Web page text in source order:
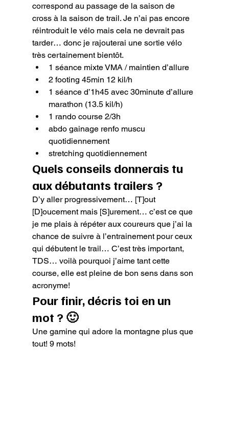
correspond au passage de la saison de
cross à la saison de trail. Je n’ai pas encore
réintroduit le vélo mais cela ne devrait pas
tarder… donc je rajouterai une sortie vélo
très certainement bientôt.
1 séance mixte VMA / maintien d’allure
2 footing 45min 12 kil/h
1 séance d’1h45 avec 30minute d’allure
marathon (13.5 kil/h)
1 rando course 2/3h
abdo gainage renfo muscu
quotidiennement
stretching quotidiennement
Quels conseils donnerais tu
aux débutants trailers ?
D’y aller progressivement… [T]out
[D]oucement mais [S]urement… c’est ce que
je me plais à répéter aux coureurs que j’ai la
chance de suivre à l’entrainement pour ceux
qui débutent le trail… C’est très important,
TDS… voilà pourquoi j’aime tant cette
course, elle est pleine de bon sens dans son
acronyme!
Pour finir, décris toi en un
mot ? 🙂
Une gamine qui adore la montagne plus que
tout! 9 mots!